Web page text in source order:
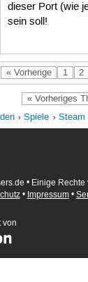
dieser Port (wie
sein soll!
« Vorherige 1 2
« Vorheriges
Spiele Steam
• Einige Rechte
• Impressum•
von